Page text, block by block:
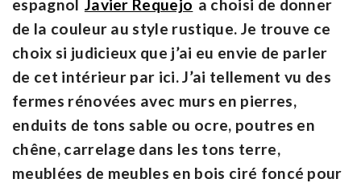
espagnol Javier Requejo a choisi de donner
de la couleur au style rustique. Je trouve ce
choix si judicieux que j’ai eu envie de parler
de cet intérieur par ici. J’ai tellement vu des
fermes rénovées avec murs en pierres,
enduits de tons sable ou ocre, poutres en
chêne, carrelage dans les tons terre,
meublées de meubles en bois ciré foncé pour